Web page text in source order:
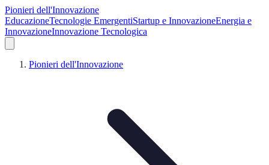
Pionieri dell'Innovazione
EducazioneTecnologie EmergentiStartup e InnovazioneEnergia e
InnovazioneInnovazione Tecnologica
Pionieri dell'Innovazione